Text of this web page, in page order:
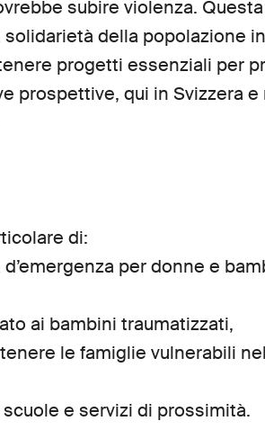
subire violenza.
della popolazione
progetti essenziali per
prospettive, qui in Svizzera
di:
per donne e
ai bambini traumatizzati,
le famiglie vulnerabili
e servizi di prossimità.